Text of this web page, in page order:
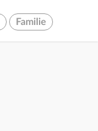
Familie